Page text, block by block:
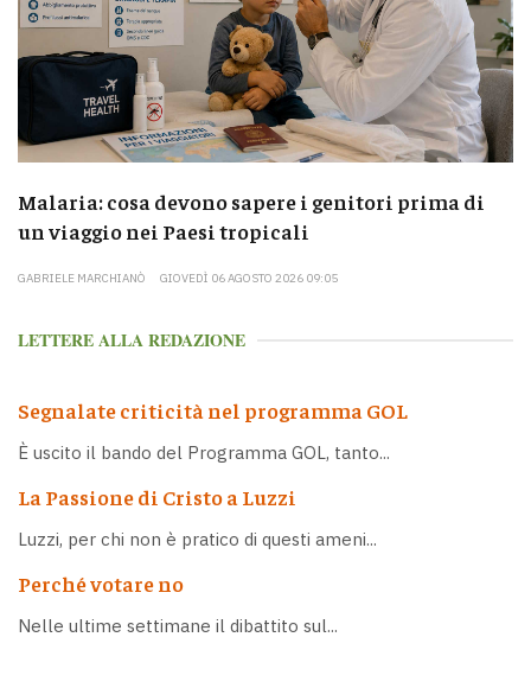
Malaria: cosa devono sapere i genitori prima di
un viaggio nei Paesi tropicali
GABRIELE MARCHIANÒ GIOVEDÌ 06 AGOSTO 2026 09:05
LETTERE ALLA REDAZIONE
Segnalate criticità nel programma GOL
È uscito il bando del Programma GOL, tanto...
La Passione di Cristo a Luzzi
Luzzi, per chi non è pratico di questi ameni...
Perché votare no
Nelle ultime settimane il dibattito sul...